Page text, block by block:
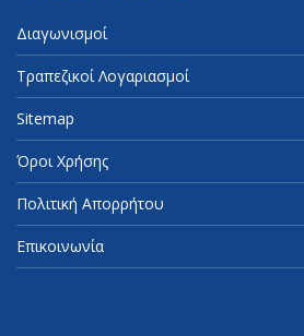
Διαγωνισμοί
Τραπεζικοί Λογαριασμοί
Sitemap
Όροι Χρήσης
Πολιτική Απορρήτου
Επικοινωνία